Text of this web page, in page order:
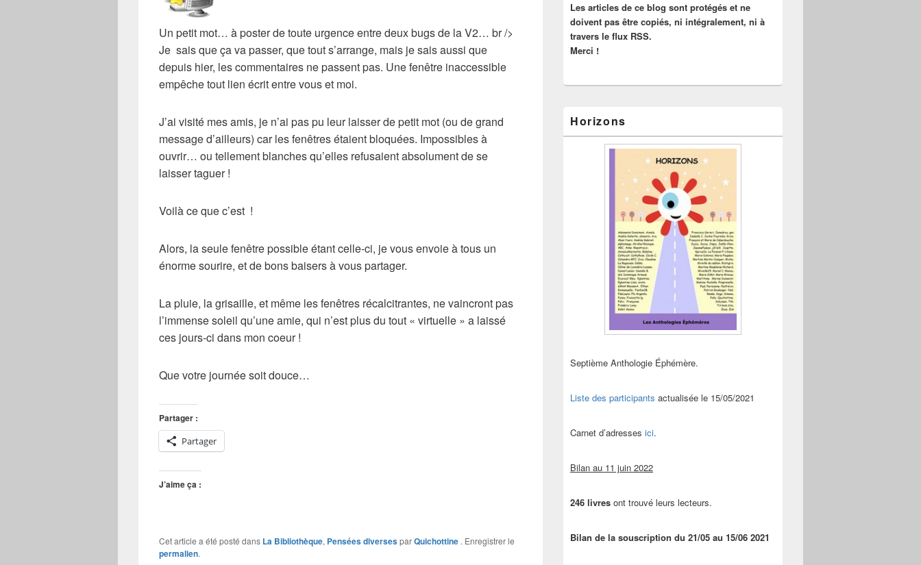
Un petit mot… à poster de toute urgence entre deux bugs de la V2… br />
Je sais que ça va passer, que tout s’arrange, mais je sais aussi que
depuis hier, les commentaires ne passent pas. Une fenêtre inaccessible
empêche tout lien écrit entre vous et moi.
J’ai visité mes amis, je n’ai pas pu leur laisser de petit mot (ou de grand
message d’ailleurs) car les fenêtres étaient bloquées. Impossibles à
ouvrir… ou tellement blanches qu’elles refusaient absolument de se
laisser taguer !
Voilà ce que c’est !
Alors, la seule fenêtre possible étant celle-ci, je vous envoie à tous un
énorme sourire, et de bons baisers à vous partager.
La pluie, la grisaille, et même les fenêtres récalcitrantes, ne vaincront pas
l’immense soleil qu’une amie, qui n’est plus du tout « virtuelle » a laissé
ces jours-ci dans mon coeur !
Que votre journée soit douce…
Partager :
Partager
J’aime ça :
Cet article a été posté dans La Bibliothèque, Pensées diversesparQuichottine . Enregistrer le
permalien.
Les articles de ce blog sont protégés et ne
doivent pas être copiés, ni intégralement, ni à
travers le flux RSS.
Merci !
Horizons
Septième Anthologie Éphémère.
Liste des participants actualisée le 15/05/2021
Carnet d’adresses ici.
Bilan au 11 juin 2022
246 livres ont trouvé leurs lecteurs.
Bilan de la souscription du 21/05 au 15/06 2021